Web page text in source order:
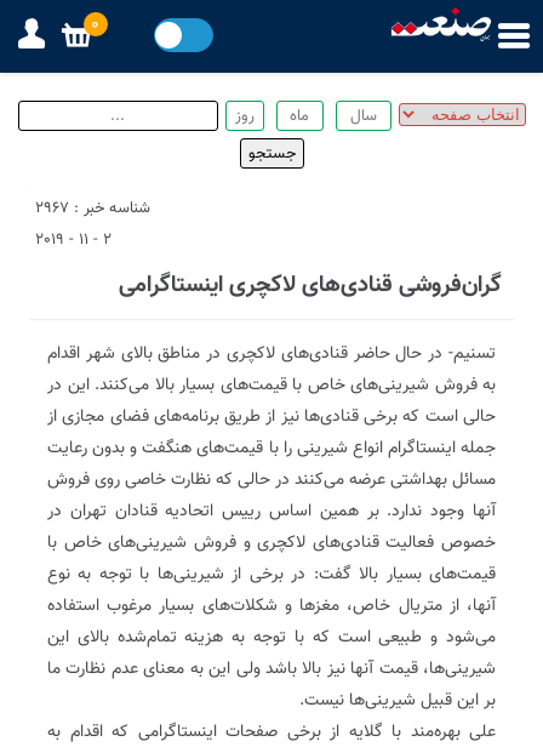
شناسه خبر : 2967
2 - 11 - 2019
گران‌فروشی قنادی‌های لاکچری اینستاگرامی
تسنیم- در حال حاضر قنادی‌های لاکچری در مناطق بالای شهر اقدام
به فروش شیرینی‌های خاص با قیمت‌های بسیار بالا می‌کنند. این در
حالی است که برخی قنادی‌ها نیز از طریق برنامه‌های فضای مجازی از
جمله اینستاگرام انواع شیرینی را با قیمت‌های هنگفت و بدون رعایت
مسائل بهداشتی عرضه می‌کنند در حالی که نظارت خاصی روی فروش
آنها وجود ندارد. بر همین اساس رییس اتحادیه قنادان تهران در
خصوص فعالیت قنادی‌های لاکچری و فروش شیرینی‌های خاص با
قیمت‌های بسیار بالا گفت: در برخی از شیرینی‌ها با توجه به نوع
آنها، از متریال خاص، مغزها و شکلات‌های بسیار مرغوب استفاده
می‌شود و طبیعی است که با توجه به هزینه تمام‌شده بالای این
شیرینی‌ها، قیمت آنها نیز بالا باشد ولی این به معنای عدم نظارت ما
بر این قبیل شیرینی‌ها نیست.
علی بهره‌مند با گلایه از برخی صفحات اینستاگرامی که اقدام به
0